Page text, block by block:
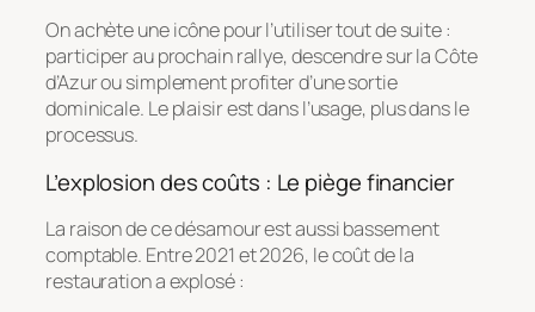
On achète une icône pour l’utiliser tout de suite :
participer au prochain rallye, descendre sur la Côte
d’Azur ou simplement profiter d’une sortie
dominicale. Le plaisir est dans l’usage, plus dans le
processus.
L’explosion des coûts : Le piège financier
La raison de ce désamour est aussi bassement
comptable. Entre 2021 et 2026, le coût de la
restauration a explosé :